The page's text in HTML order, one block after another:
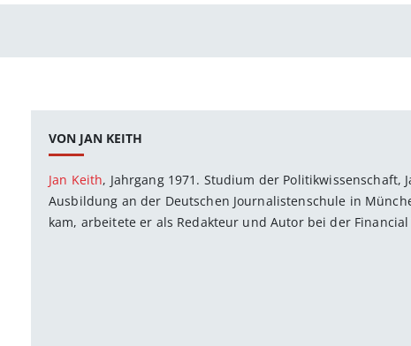
VON JAN KEITH
Jan Keith, Jahrgang 1971. Studium der Politikwissenschaft,
Ausbildung an der Deutschen Journalistenschule in
kam, arbeitete er als Redakteur und Autor bei der